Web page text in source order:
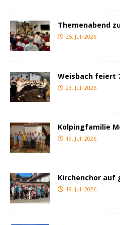
Themenabend zu
25. Juli 2026
Weisbach feiert
23. Juli 2026
Kolpingfamilie
19. Juli 2026
Kirchenchor auf
19. Juli 2026